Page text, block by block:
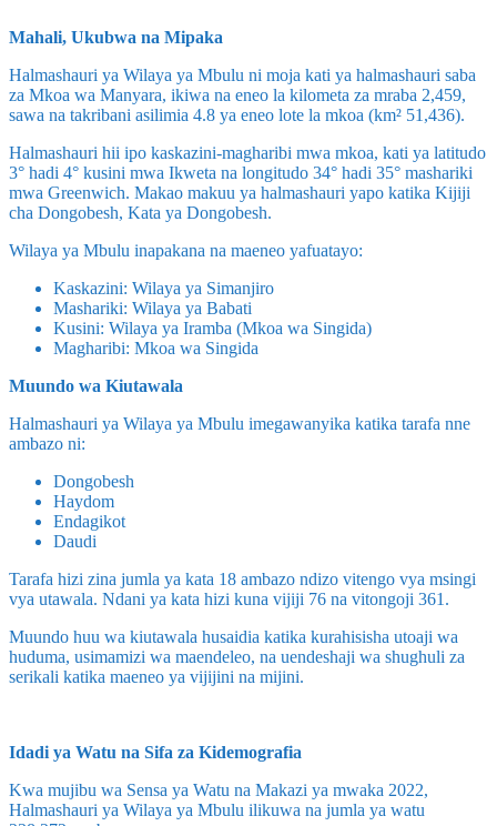
Mahali, Ukubwa na Mipaka
Halmashauri ya Wilaya ya Mbulu ni moja kati ya halmashauri saba
za Mkoa wa Manyara, ikiwa na eneo la kilometa za mraba 2,459,
sawa na takribani asilimia 4.8 ya eneo lote la mkoa (km² 51,436).
Halmashauri hii ipo kaskazini-magharibi mwa mkoa, kati ya latitudo
3° hadi 4° kusini mwa Ikweta na longitudo 34° hadi 35° mashariki
mwa Greenwich. Makao makuu ya halmashauri yapo katika Kijiji
cha Dongobesh, Kata ya Dongobesh.
Wilaya ya Mbulu inapakana na maeneo yafuatayo:
Kaskazini: Wilaya ya Simanjiro
Mashariki: Wilaya ya Babati
Kusini: Wilaya ya Iramba (Mkoa wa Singida)
Magharibi: Mkoa wa Singida
Muundo wa Kiutawala
Halmashauri ya Wilaya ya Mbulu imegawanyika katika tarafa nne
ambazo ni:
Dongobesh
Haydom
Endagikot
Daudi
Tarafa hizi zina jumla ya kata 18 ambazo ndizo vitengo vya msingi
vya utawala. Ndani ya kata hizi kuna vijiji 76 na vitongoji 361.
Muundo huu wa kiutawala husaidia katika kurahisisha utoaji wa
huduma, usimamizi wa maendeleo, na uendeshaji wa shughuli za
serikali katika maeneo ya vijijini na mijini.
Idadi ya Watu na Sifa za Kidemografia
Kwa mujibu wa Sensa ya Watu na Makazi ya mwaka 2022,
Halmashauri ya Wilaya ya Mbulu ilikuwa na jumla ya watu